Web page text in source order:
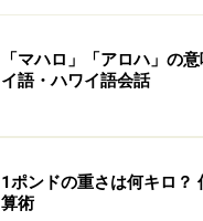
「マハロ」「アロハ」の
イ語・ハワイ語会話
1ポンドの重さは何キロ？
算術